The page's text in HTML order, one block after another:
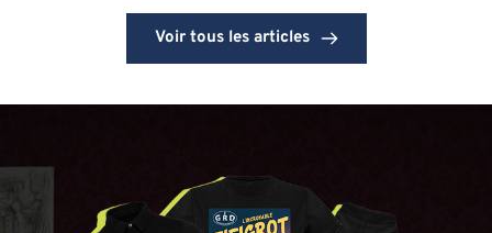
Voir tous les articles